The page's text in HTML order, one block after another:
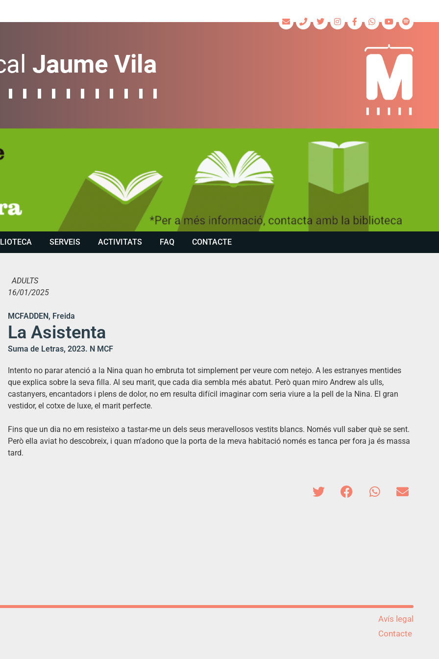
SERVEIS ACTIVITATS FAQ CONTACTE
ADULTS
16/01/2025
MCFADDEN, Freida
La Asistenta
Suma de Letras, 2023. N MCF
Intento no parar atenció a la Nina quan ho embruta tot simplement per veure com netejo. A les estranyes mentides
que explica sobre la seva filla. Al seu marit, que cada dia sembla més abatut. Però quan miro Andrew als ulls,
castanyers, encantadors i plens de dolor, no em resulta difícil imaginar com seria viure a la pell de la Nina. El gran
vestidor, el cotxe de luxe, el marit perfecte.
Fins que un dia no em resisteixo a tastar-me un dels seus meravellosos vestits blancs. Només vull saber què se sent.
Però ella aviat ho descobreix, i quan m'adono que la porta de la meva habitació només es tanca per fora ja és massa
tard.
Avís legal
Contacte